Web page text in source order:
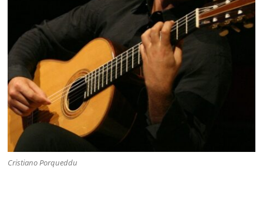
Cristiano Porqueddu